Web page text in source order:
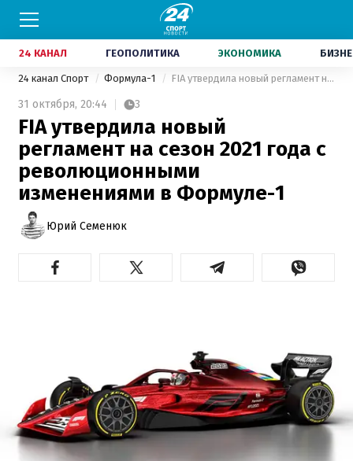
24 КАНАЛ ГЕОПОЛИТИКА ЭКОНОМИКА
24 канал Спорт Формула-1 FIA утвердила новый регламент на сезон 2021 года с революционными изменениями в Формуле-1
31 октября, 20:44 3
FIA утвердила новый
регламент на сезон 2021 года с
революционными
изменениями в Формуле-1
Юрий Семенюк